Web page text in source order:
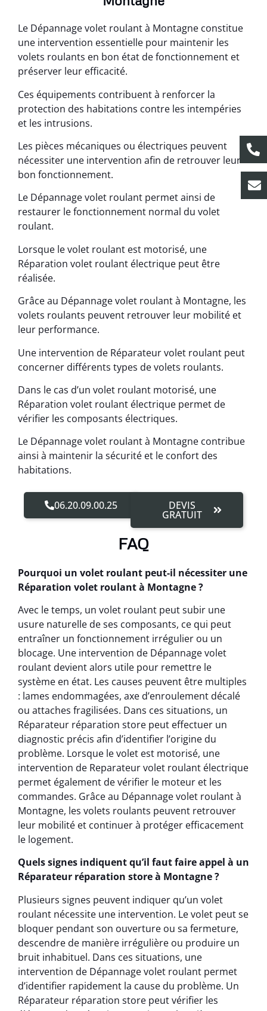
Le Dépannage volet roulant à Montagne constitue
une intervention essentielle pour maintenir les
volets roulants en bon état de fonctionnement et
préserver leur efficacité.
Ces équipements contribuent à renforcer la
protection des habitations contre les intempéries
et les intrusions.
Les pièces mécaniques ou électriques peuvent
nécessiter une intervention afin de retrouver leur
bon fonctionnement.
Le Dépannage volet roulant permet ainsi de
restaurer le fonctionnement normal du volet
roulant.
Lorsque le volet roulant est motorisé, une
Réparation volet roulant électrique peut être
réalisée.
Grâce au Dépannage volet roulant à Montagne, les
volets roulants peuvent retrouver leur mobilité et
leur performance.
Une intervention de Réparateur volet roulant peut
concerner différents types de volets roulants.
Dans le cas d’un volet roulant motorisé, une
Réparation volet roulant électrique permet de
vérifier les composants électriques.
Le Dépannage volet roulant à Montagne contribue
ainsi à maintenir la sécurité et le confort des
habitations.
06.20.09.00.25 DEVIS
GRATUIT
FAQ
Pourquoi un volet roulant peut-il nécessiter une
Réparation volet roulant à Montagne ?
Avec le temps, un volet roulant peut subir une
usure naturelle de ses composants, ce qui peut
entraîner un fonctionnement irrégulier ou un
blocage. Une intervention de Dépannage volet
roulant devient alors utile pour remettre le
système en état. Les causes peuvent être multiples
: lames endommagées, axe d’enroulement décalé
ou attaches fragilisées. Dans ces situations, un
Réparateur réparation store peut effectuer un
diagnostic précis afin d’identifier l’origine du
problème. Lorsque le volet est motorisé, une
intervention de Reparateur volet roulant électrique
permet également de vérifier le moteur et les
commandes. Grâce au Dépannage volet roulant à
Montagne, les volets roulants peuvent retrouver
leur mobilité et continuer à protéger efficacement
le logement.
Quels signes indiquent qu’il faut faire appel à un
Réparateur réparation store à Montagne ?
Plusieurs signes peuvent indiquer qu’un volet
roulant nécessite une intervention. Le volet peut se
bloquer pendant son ouverture ou sa fermeture,
descendre de manière irrégulière ou produire un
bruit inhabituel. Dans ces situations, une
intervention de Dépannage volet roulant permet
d’identifier rapidement la cause du problème. Un
Réparateur réparation store peut vérifier les